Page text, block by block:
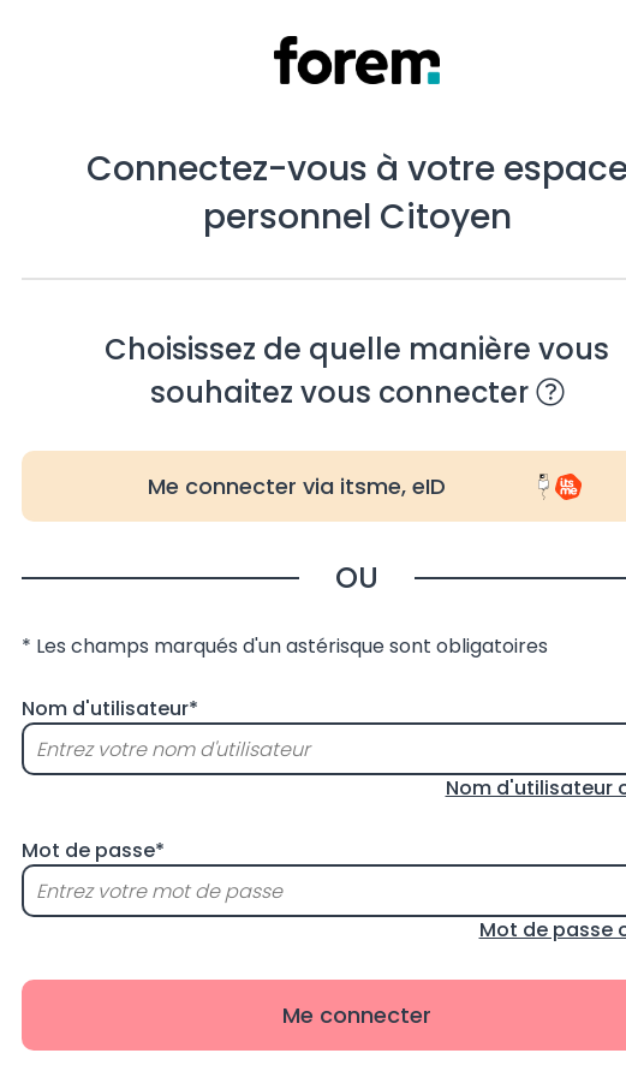
Connectez-vous à votre
personnel Citoyen
Choisissez de quelle manière vous
souhaitez vous connecter
Me connecter via itsme, eID
OU
* Les champs marqués d'un astérisque sont obligatoires
Nom d'utilisateur*
Nom d'utilisateur
Mot de passe*
Mot de passe
Me connecter